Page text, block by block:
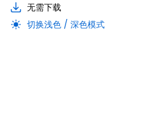
无需下载
切换浅色 / 深色模式